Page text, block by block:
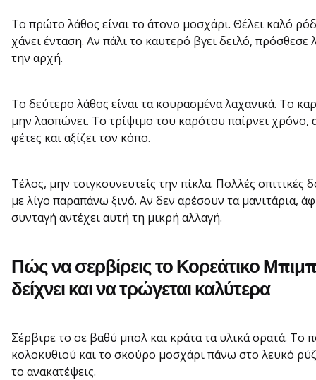
Το πρώτο λάθος είναι το άτονο μοσχάρι. Θέλει καλό
χάνει ένταση. Αν πάλι το καυτερό βγει δειλό,
την αρχή.
Το δεύτερο λάθος είναι τα κουρασμένα λαχανικά. Το
μην λασπώνει. Το τρίψιμο του καρότου παίρνει χρόνο,
φέτες και αξίζει τον κόπο.
Τέλος, μην τσιγκουνευτείς την πίκλα. Πολλές σπιτικές
με λίγο παραπάνω ξινό. Αν δεν αρέσουν τα μανιτάρια,
συνταγή αντέχει αυτή τη μικρή αλλαγή.
Πώς να σερβίρεις το Κορεάτικο
δείχνει και να τρώγεται καλύτερα
Σέρβιρε το σε βαθύ μπολ και κράτα τα υλικά ορατά. Το
κολοκυθιού και το σκούρο μοσχάρι πάνω στο λευκό
το ανακατέψεις.